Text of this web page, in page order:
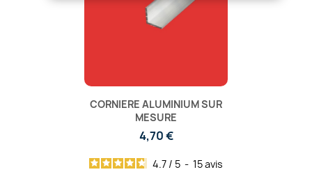
CORNIERE ALUMINIUM SUR
MESURE
4,70 €
4.7 / 5 - 15avis